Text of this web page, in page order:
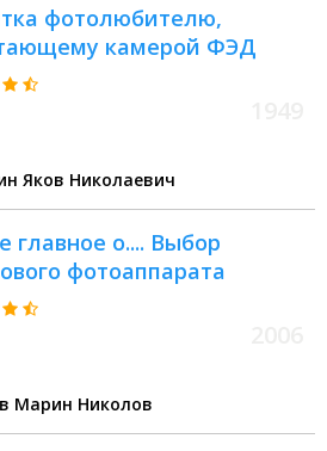
фотолюбителю,
камерой ФЭД
Яков Николаевич
главное о.... Выбор
фотоаппарата
Марин Николов